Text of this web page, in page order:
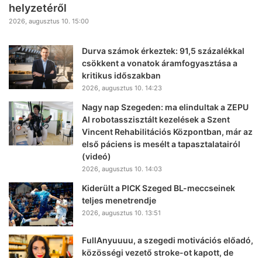
helyzetéről
2026, augusztus 10. 15:00
Durva számok érkeztek: 91,5 százalékkal
csökkent a vonatok áramfogyasztása a
kritikus időszakban
2026, augusztus 10. 14:23
Nagy nap Szegeden: ma elindultak a ZEPU
AI robotasszisztált kezelések a Szent
Vincent Rehabilitációs Központban, már az
első páciens is mesélt a tapasztalatairól
(videó)
2026, augusztus 10. 14:03
Kiderült a PICK Szeged BL-meccseinek
teljes menetrendje
2026, augusztus 10. 13:51
FullAnyuuuu, a szegedi motivációs előadó,
közösségi vezető stroke-ot kapott, de